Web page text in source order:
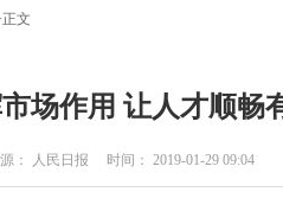
正文
场作用 让人才顺畅
： 人民日报 时间： 2019-01-29 09:04